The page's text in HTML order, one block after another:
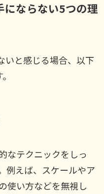
にならない5つの理
いと感じる場合、以下
なテクニックをしっ
例えば、スケールやア
使い方などを無視し